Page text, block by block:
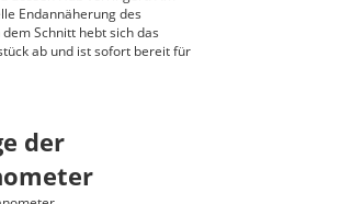
Endannäherung des
Schnitt hebt sich das
ab und ist sofort bereit für
der